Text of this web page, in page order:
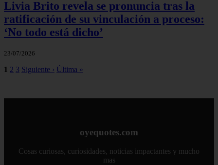
Livia Brito revela se pronuncia tras la
ratificación de su vinculación a proceso:
‘No todo está dicho’
23/07/2026
1 2 3 Siguiente › Última »
oyequotes.com
Cosas curiosas, curiosidades, noticias impactantes y mucho
mas